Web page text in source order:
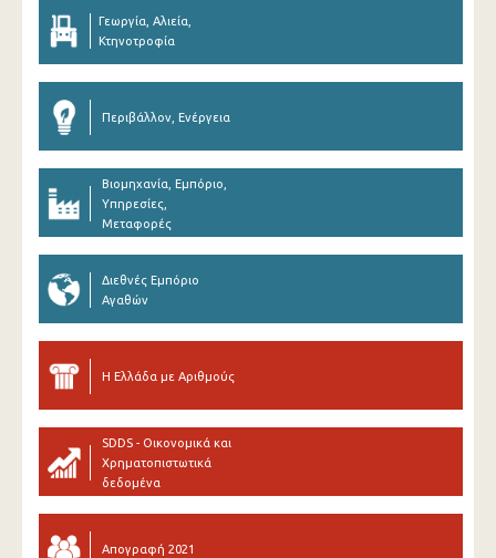
Γεωργία, Αλιεία,
Κτηνοτροφία
Περιβάλλον, Ενέργεια
Βιομηχανία, Εμπόριο,
Υπηρεσίες,
Μεταφορές
Διεθνές Εμπόριο
Αγαθών
Η Ελλάδα με Αριθμούς
SDDS - Οικονομικά και
Χρηματοπιστωτικά
δεδομένα
Απογραφή 2021